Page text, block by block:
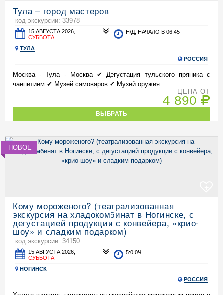
Тула – город мастеров
код экскурсии: 33978
15 АВГУСТА 2026,
СУББОТА
Н/Д, НАЧАЛО В 06:45
ТУЛА
РОССИЯ
Москва - Тула - Москва ✔ Дегустация тульского пряника с
чаепитием ✔ Музей самоваров ✔ Музей оружия
ЦЕНА ОТ
4 890
ВЫБРАТЬ
НОВОЕ
Кому мороженого? (театрализованная
экскурсия на хладокомбинат в Ногинске, с
дегустацией продукции с конвейера, «крио-
шоу» и сладким подарком)
код экскурсии: 34150
15 АВГУСТА 2026,
СУББОТА
5:0:0Ч
НОГИНСК
РОССИЯ